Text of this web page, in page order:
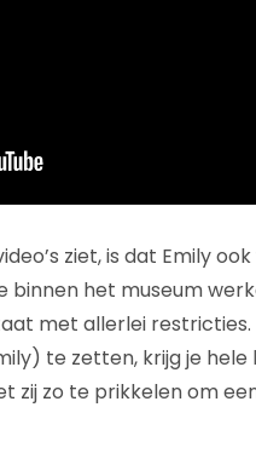
ziet, is dat Emily
het museum
met allerlei
te zetten, krijg je hele
zij zo te prikkelen om